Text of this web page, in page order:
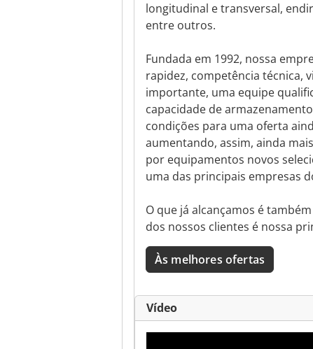
longitudinal e transversal,
entre outros.
Fundada em 1992, nossa
rapidez, competência técnica,
importante, uma equipe
capacidade de
condições para uma oferta
aumentando, assim, ainda
por equipamentos novos
uma das principais empresas
O que já alcançamos é
dos nossos clientes é nossa
Às melhores ofertas
Vídeo